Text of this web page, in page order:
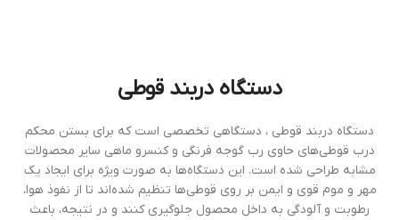
دستگاه دربند قوطی
دستگاه دربند قوطی ، دستگاهی تخصصی است که برای بستن محکم
درب قوطی‌های حاوی رب گوجه فرنگی و کنسرو ماهی سایر محصولات
مشابه طراحی شده است. این دستگاه‌ها به صورت ویژه برای ایجاد یک
مهر و موم قوی و ایمن بر روی قوطی‌ها تنظیم شده‌اند تا از نفوذ هوا،
رطوبت و آلودگی به داخل محصول جلوگیری کنند و در نتیجه، باعث